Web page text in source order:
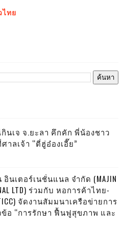
ไทย
นเจ จ.ยะลา คึกคัก พี่น้องชาว
าลเจ้า “ตี่ฮู่อ๋องเอี๊ย”
นเตอร์เนชั่นแนล จำกัด (MAJIN
LTD) ร่วมกับ หอการค้าไทย-
จัดงานสัมมนาเครือข่ายการ
อ “การรักษา ฟื้นฟูสุขภาพ และ